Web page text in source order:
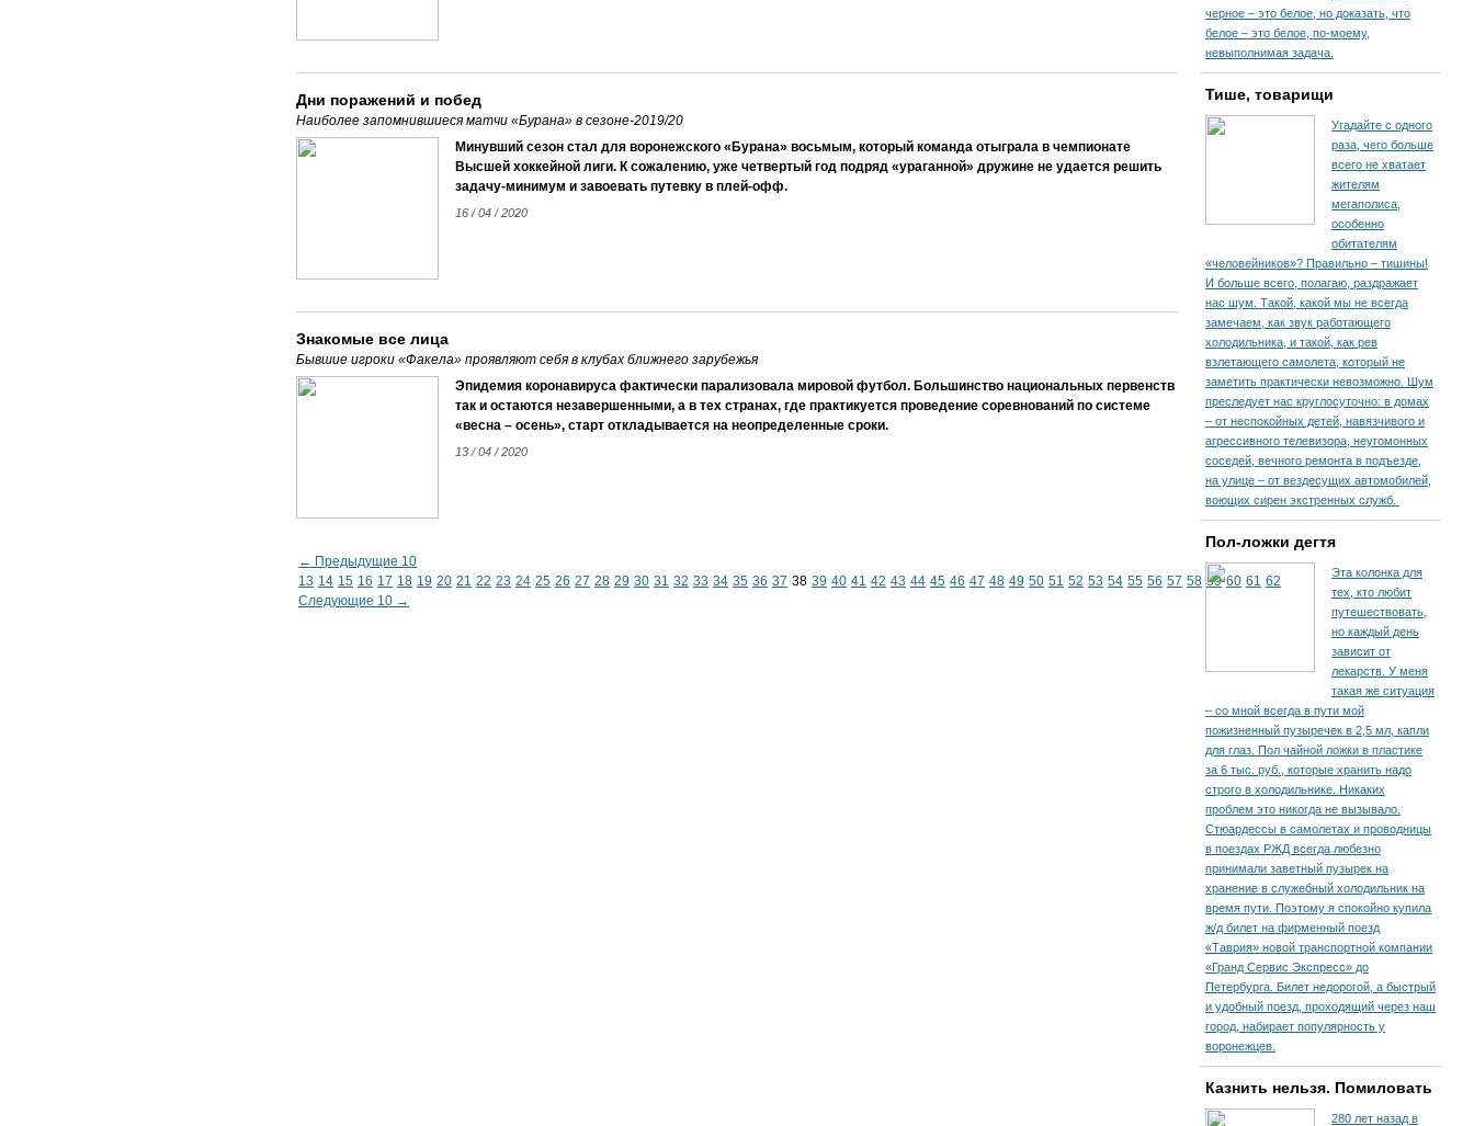
Дни поражений и побед
Наиболее запомнившиеся матчи «Бурана» в сезоне-2019/20
Минувший сезон стал для воронежского «Бурана» восьмым, который команда отыграла в чемпионате
Высшей хоккейной лиги. К сожалению, уже четвертый год подряд «ураганной» дружине не удается решить
задачу-минимум и завоевать путевку в плей-офф.
16 / 04 / 2020
Знакомые все лица
Бывшие игроки «Факела» проявляют себя в клубах ближнего зарубежья
Эпидемия коронавируса фактически парализовала мировой футбол. Большинство национальных первенств
так и остаются незавершенными, а в тех странах, где практикуется проведение соревнований по системе
«весна – осень», старт откладывается на неопределенные сроки.
13 / 04 / 2020
← Предыдущие 10
13 14 15 16 17 18 19 20 21 22 23 24 25 26 27 28 29 30 31 32 33 34 35 36 37 38 39 40 41 42 43 44 45 46 47 48 49 50 51 52 53 54 55 56 57 58 59 60 61 62
Следующие 10 →
черное – это белое, но доказать, что
белое – это белое, по-моему,
невыполнимая задача.
Тише, товарищи
Угадайте с одного
раза, чего больше
всего не хватает
жителям
мегаполиса,
особенно
обитателям
«человейников»? Правильно – тишины!
И больше всего, полагаю, раздражает
нас шум. Такой, какой мы не всегда
замечаем, как звук работающего
холодильника, и такой, как рев
взлетающего самолета, который не
заметить практически невозможно. Шум
преследует нас круглосуточно: в домах
– от неспокойных детей, навязчивого и
агрессивного телевизора, неугомонных
соседей, вечного ремонта в подъезде,
на улице – от вездесущих автомобилей,
воющих сирен экстренных служб.
Пол-ложки дегтя
Эта колонка для
тех, кто любит
путешествовать,
но каждый день
зависит от
лекарств. У меня
такая же ситуация
– со мной всегда в пути мой
пожизненный пузыречек в 2,5 мл, капли
для глаз. Пол чайной ложки в пластике
за 6 тыс. руб., которые хранить надо
строго в холодильнике. Никаких
проблем это никогда не вызывало.
Стюардессы в самолетах и проводницы
в поездах РЖД всегда любезно
принимали заветный пузырек на
хранение в служебный холодильник на
время пути. По­этому я спокойно купила
ж/д билет на фирменный поезд
«Таврия» новой транспортной компании
«Гранд Сервис Экспресс» до
Петербурга. Билет недорогой, а быстрый
и удобный поезд, проходящий через наш
город, набирает популярность у
воронежцев.
Казнить нельзя. Помиловать
280 лет назад в